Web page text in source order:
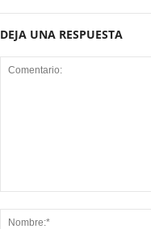
DEJA UNA RESPUESTA